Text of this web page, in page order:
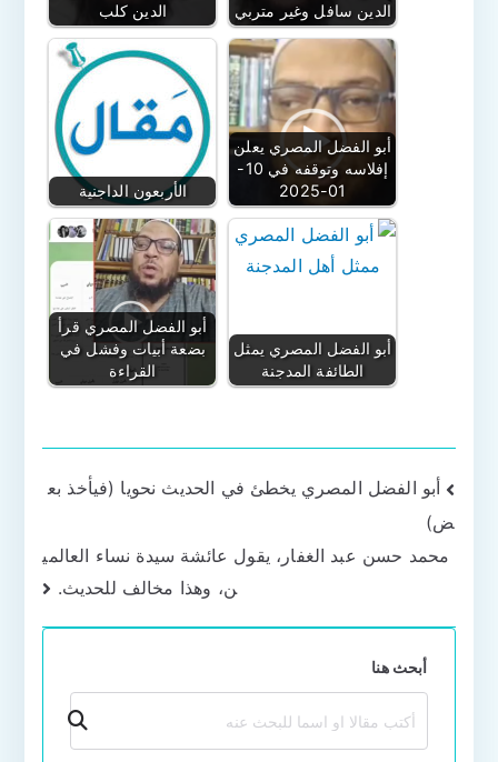
الدين كلب
الدين سافل وغير متربي
الأربعون الداجنية
أبو الفضل المصري يعلن
إفلاسه وتوقفه في 10-
01-2025
أبو الفضل المصري قرأ
بضعة أبيات وفشل في
القراءة
أبو الفضل المصري يمثل
الطائفة المدجنة
تصفّح
المقالات
أبو الفضل المصري يخطئ في الحديث نحويا (فيأخذ بع
ض)
محمد حسن عبد الغفار، يقول عائشة سيدة نساء العالمي
ن، وهذا مخالف للحديث.
أبحث هنا
بحث